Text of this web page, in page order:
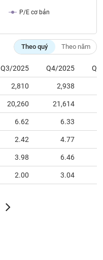
P/E cơ bản
Theo quý Theo năm
Q3/2025 Q4/2025
2,810 2,938
20,260 21,614
6.62 6.33
2.42 4.77
3.98 6.46
2.00 3.04